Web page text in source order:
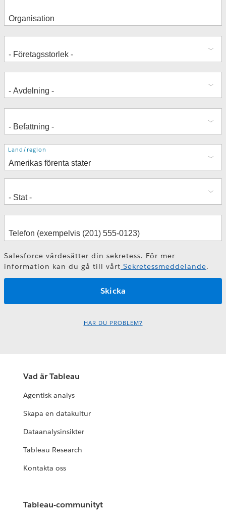
Adress
Land/region
Salesforce värdesätter din sekretess. För mer
information kan du gå till vårt Sekretessmeddelande.
HAR DU PROBLEM?
Vad är Tableau
Agentisk analys
Skapa en datakultur
Dataanalysinsikter
Tableau Research
Kontakta oss
Tableau-communityt